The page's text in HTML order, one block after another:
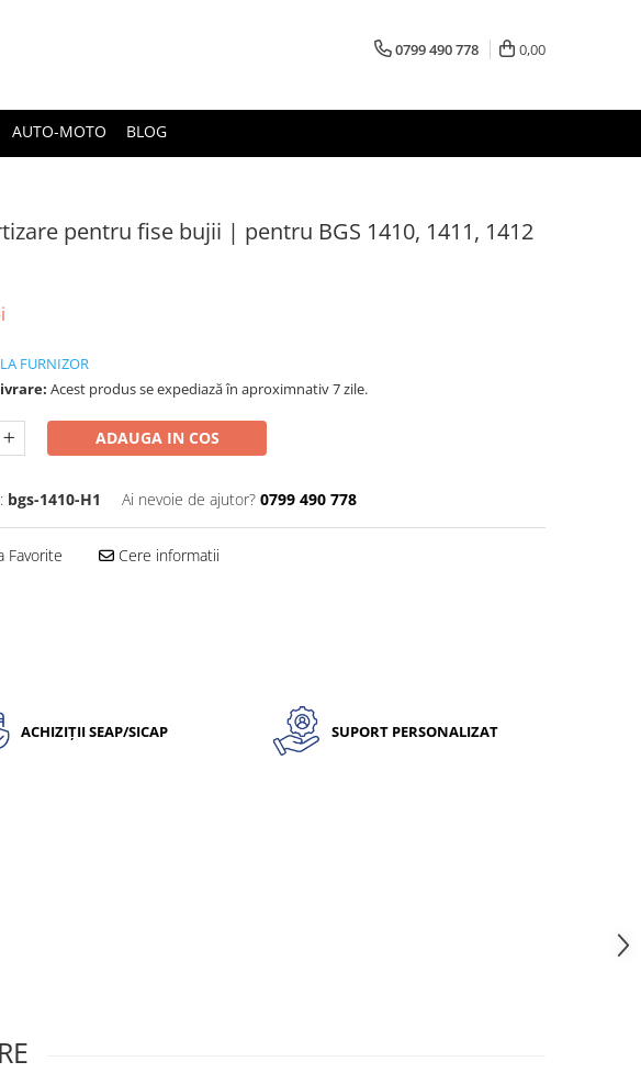
0799 490 778 0,00
AUTO-MOTO BLOG
pentru fise bujii | pentru BGS 1410, 1411, 1412
FURNIZOR
Acest produs se expediază în aproximnativ 7 zile.
ADAUGA IN COS
bgs-1410-H1 Ai nevoie de ajutor? 0799 490 778
Favorite Cere informatii
ACHIZIȚII SEAP/SICAP SUPORT PERSONALIZAT